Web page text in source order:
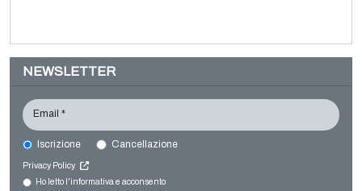
Converting machines
NEWSLETTER
Email *
Iscrizione Cancellazione
Privacy Policy
Ho letto l'informativa e acconsento